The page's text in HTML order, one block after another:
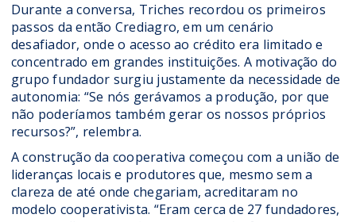
Durante a conversa, Triches recordou os primeiros
passos da então Crediagro, em um cenário
desafiador, onde o acesso ao crédito era limitado e
concentrado em grandes instituições. A motivação do
grupo fundador surgiu justamente da necessidade de
autonomia: “Se nós gerávamos a produção, por que
não poderíamos também gerar os nossos próprios
recursos?”, relembra.
A construção da cooperativa começou com a união de
lideranças locais e produtores que, mesmo sem a
clareza de até onde chegariam, acreditaram no
modelo cooperativista. “Eram cerca de 27 fundadores,